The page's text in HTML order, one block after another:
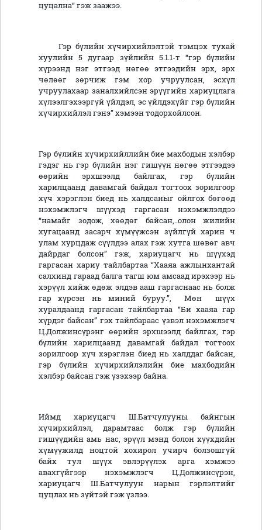
цуцална“ гэж заажээ.
Гэр бүлийн хүчирхийлэлтэй тэмцэх тухай
хуулийн 5 дугаар зүйлийн 5.1.1-т “гэр бүлийн
хүрээнд нэг этгээд нөгөө этгээдийн эрх, эрх
чөлөөг зөрчиж гэм хор учруулсан, эсхүл
учруулахаар заналхийлсэн эрүүгийн хариуцлага
хүлээлгэхээргүй үйлдэл, эс үйлдэхүйг гэр бүлийн
хүчирхийлэл гэнэ” хэмээн тодорхойлсон.
Гэр бүлийн хүчирхийллийн бие махбодын хэлбэр
гэдэг нь гэр бүлийн нэг гишүүн нөгөө этгээдээ
өөрийн эрхшээлд байлгах, гэр бүлийн
харилцаанд давамгай байдал тогтоох зорилгоор
хүч хэрэглэн биед нь халдсаныг ойлгох бөгөөд
нэхэмжлэгч шүүхэд гаргасан нэхэмжлэлдээ
“намайг зодож, хөөдөг байсан,..олон жилийн
хугацаанд засарч хүмүүжсэн зүйлгүй харин ч
улам хурцдаж сүүлдээ алах гэж хутга шөвөг авч
дайрдаг болсон” гэж, хариуцагч нь шүүхэд
гаргасан хариу тайлбартаа “Хааяа ажлынхантай
салхинд гараад балга тагш юм амсаад ирэхээр нь
хэрүүл хийж өдөж элдэв ааш гаргаснаас нь болж
гар хүрсэн нь миний буруу.”, Мөн шүүх
хуралдаанд гаргасан тайлбартаа “Би хааяа гар
хүрдэг байсан” гэх тайлбараас үзвэл нэхэмжлэгч
Ц.Должинсүрэнг өөрийн эрхшээлд байлгах, гэр
бүлийн харилцаанд давамгай байдал тогтоох
зорилгоор хүч хэрэглэн биед нь халддаг байсан,
гэр бүлийн хүчирхийлэлийн бие махбодийн
хэлбэр байсан гэж үзэхээр байна.
Иймд хариуцагч Ш.Батчулууны байнгын
хүчирхийлэл, дарамтаас болж гэр бүлийн
гишүүдийн амь нас, эрүүл мэнд болон хүүхдийн
хүмүүжилд ноцтой хохирол учирч болзошгүй
байх тул шүүх эвлэрүүлэх арга хэмжээ
авахгүйгээр нэхэмжлэгч Ц.Должинсүрэн,
хариуцагч Ш.Батчулуун нарын гэрлэлтийг
цуцлах нь зүйтэй гэж үзлээ.